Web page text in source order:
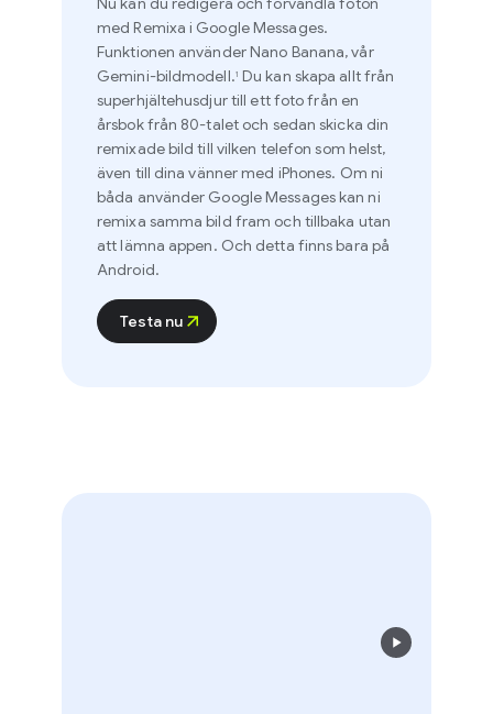
med Remixa i Google Messages.
Funktionen använder Nano Banana, vår
Gemini-bildmodell.1 Du kan skapa allt från
superhjältehusdjur till ett foto från en
årsbok från 80-talet och sedan skicka din
remixade bild till vilken telefon som helst,
även till dina vänner med iPhones. Om ni
båda använder Google Messages kan ni
remixa samma bild fram och tillbaka utan
att lämna appen. Och detta finns bara på
Android.
Testa nu